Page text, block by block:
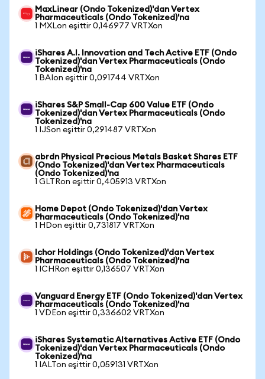
MaxLinear (Ondo Tokenized)'dan Vertex
Pharmaceuticals (Ondo Tokenized)'na
1 MXLon eşittir 0,146977 VRTXon
iShares A.I. Innovation and Tech Active ETF (Ondo
Tokenized)'dan Vertex Pharmaceuticals (Ondo
Tokenized)'na
1 BAIon eşittir 0,091744 VRTXon
iShares S&P Small-Cap 600 Value ETF (Ondo
Tokenized)'dan Vertex Pharmaceuticals (Ondo
Tokenized)'na
1 IJSon eşittir 0,291487 VRTXon
abrdn Physical Precious Metals Basket Shares ETF
(Ondo Tokenized)'dan Vertex Pharmaceuticals
(Ondo Tokenized)'na
1 GLTRon eşittir 0,405913 VRTXon
Home Depot (Ondo Tokenized)'dan Vertex
Pharmaceuticals (Ondo Tokenized)'na
1 HDon eşittir 0,731817 VRTXon
Ichor Holdings (Ondo Tokenized)'dan Vertex
Pharmaceuticals (Ondo Tokenized)'na
1 ICHRon eşittir 0,136507 VRTXon
Vanguard Energy ETF (Ondo Tokenized)'dan Vertex
Pharmaceuticals (Ondo Tokenized)'na
1 VDEon eşittir 0,336602 VRTXon
iShares Systematic Alternatives Active ETF (Ondo
Tokenized)'dan Vertex Pharmaceuticals (Ondo
Tokenized)'na
1 IALTon eşittir 0,059131 VRTXon